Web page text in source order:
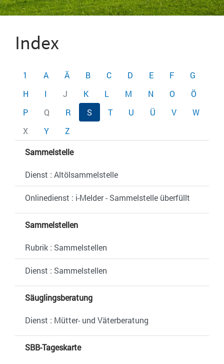
Index
1 A Ä B C D E F
G
H
I J K L M N O
Ö
P
Q R S T U Ü V
W
X
Y
Z
Sammelstelle
Dienst : Altölsammelstelle
Onlinedienst : i-Melder - Sammelstelle überfüllt
Sammelstellen
Rubrik : Sammelstellen
Dienst : Sammelstellen
Säuglingsberatung
Dienst : Mütter- und Väterberatung
SBB-Tageskarte